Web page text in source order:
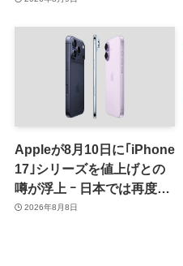
Appleが8月10日に｢iPhone
17｣シリーズを値上げとの
噂が浮上 ｰ 日本では再度値
上げの可能性も?!
2026年8月8日